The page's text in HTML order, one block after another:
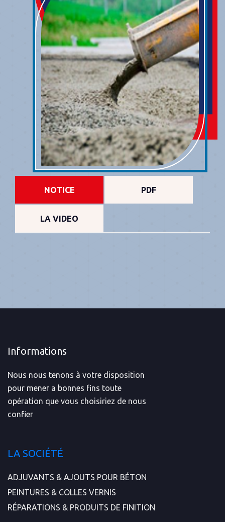
NOTICE PDF
LA VIDEO
Informations
Nous nous tenons à votre disposition
pour mener a bonnes fins toute
opération que vous choisiriez de nous
confier
LA SOCIÉTÉ
ADJUVANTS & AJOUTS POUR BÉTON
PEINTURES & COLLES VERNIS
RÉPARATIONS & PRODUITS DE FINITION